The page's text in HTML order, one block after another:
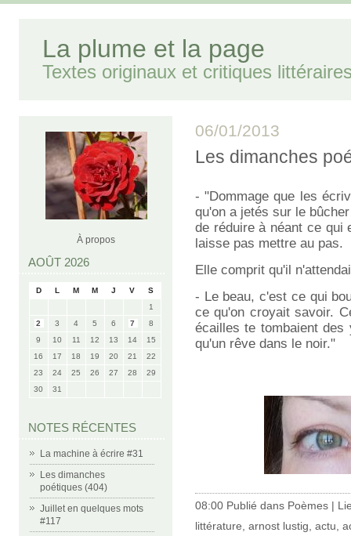
La plume et la page
Textes originaux et critiques
À propos
AOÛT 2026
D L M M J V
S
1
2
3 4 5 6 7
8
9
10 11 12 13 14
15
16
17 18 19 20 21
22
23
24 25 26 27 28
29
30
31
NOTES RÉCENTES
La machine à écrire #31
Les dimanches
poétiques (404)
Juillet en quelques mots
#117
06/01/2013
Les dimanches
- "Dommage que les
qu'on a jetés sur le
de réduire à néant ce qui
laisse pas mettre au pas.
Elle comprit qu'il
- Le beau, c'est ce qui
ce qu'on croyait savoir.
écailles te tombaient
qu'un rêve dans le noir."
08:00 Publié dans Poèmes |
littérature arnost lustig actu